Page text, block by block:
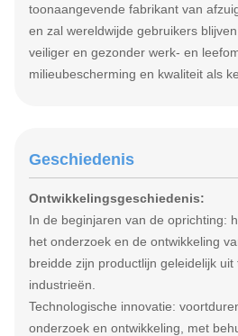
toonaangevende fabrikant van
en zal wereldwijde gebruikers
veiliger en gezonder werk- en
milieubescherming en kwaliteit als
Geschiedenis
Ontwikkelingsgeschiedenis:
In de beginjaren van de oprichting:
het onderzoek en de ontwikkeling
breidde zijn productlijn geleidelijk uit
industrieën.
Technologische innovatie:
onderzoek en ontwikkeling, met